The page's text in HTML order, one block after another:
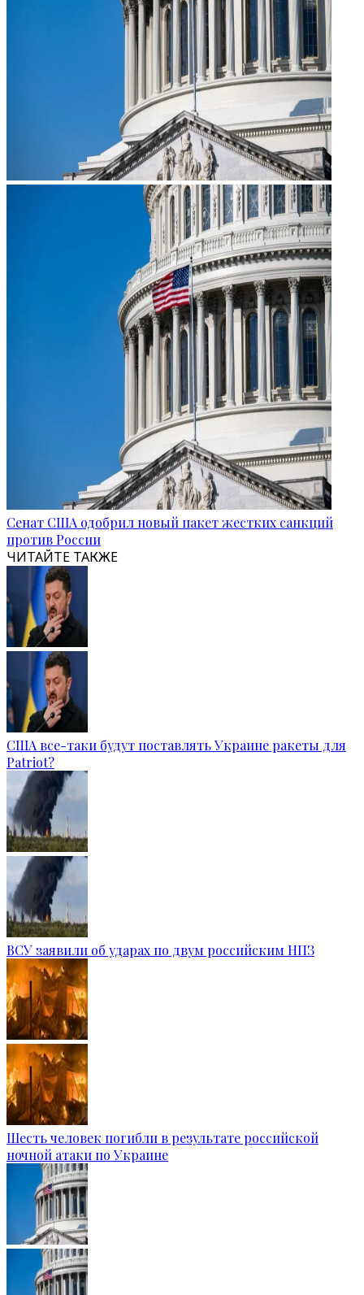
Сенат США одобрил новый пакет жестких санкций
против России
ЧИТАЙТЕ ТАКЖЕ
США все-таки будут поставлять Украине ракеты для
Patriot?
ВСУ заявили об ударах по двум российским НПЗ
Шесть человек погибли в результате российской
ночной атаки по Украине